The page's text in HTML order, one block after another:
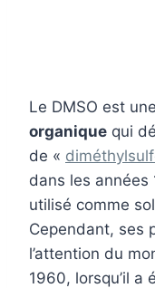
Le DMSO est une
organique qui
de «
dans les
utilisé comme
Cependant, ses
l’attention du
1960, lorsqu’il a